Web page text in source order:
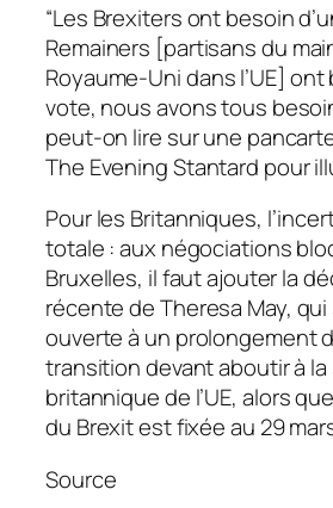
“Les Brexiters ont besoin
Remainers [partisans du
Royaume-Uni dans l’UE] ont
vote, nous avons tous
peut-on lire sur une
The Evening Stantard pour
Pour les Britanniques,
totale : aux négociations
Bruxelles, il faut ajouter la
récente de Theresa May, qui
ouverte à un prolongement
transition devant aboutir à
britannique de l’UE, alors
du Brexit est fixée au 29
Source